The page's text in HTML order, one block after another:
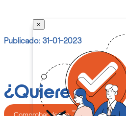
Publicado: 31-01-2023
¿Quieres
×
×